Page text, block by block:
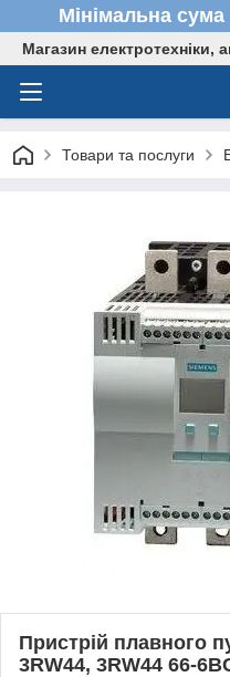
Мінімальна
Магазин електротехніки,
Товари та послуги
Пристрій плавного
3RW44, 3RW44 66-